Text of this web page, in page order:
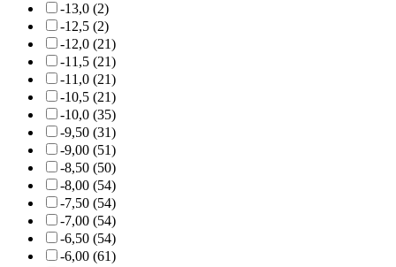
-13,0 (2)
-12,5 (2)
-12,0 (21)
-11,5 (21)
-11,0 (21)
-10,5 (21)
-10,0 (35)
-9,50 (31)
-9,00 (51)
-8,50 (50)
-8,00 (54)
-7,50 (54)
-7,00 (54)
-6,50 (54)
-6,00 (61)